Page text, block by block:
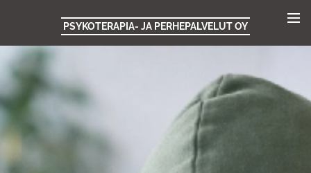
PSYKOTERAPIA- JA PERHEPALVELUT OY